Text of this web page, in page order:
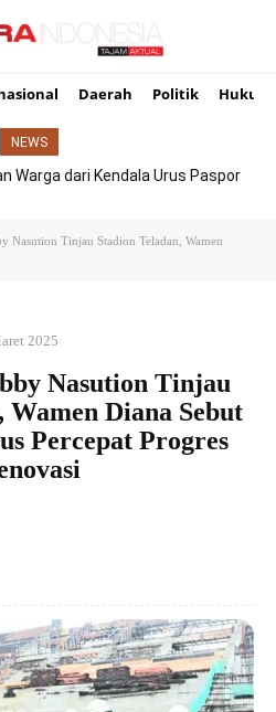
Daerah Politik Hukum
NEWS
Warga dari Kendala Urus Paspor
Nasution Tinjau Stadion Teladan, Wamen
2025
Nasution Tinjau
Wamen Diana Sebut
Percepat Progres